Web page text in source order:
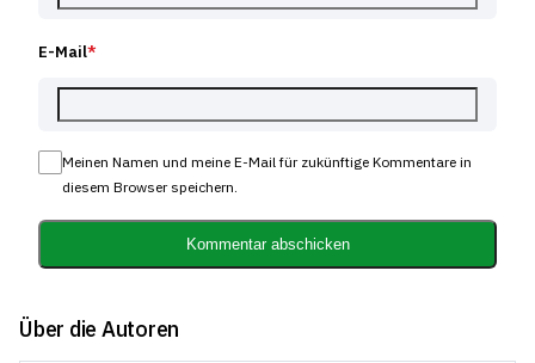
E-Mail*
Meinen Namen und meine E-Mail für zukünftige Kommentare in
diesem Browser speichern.
Kommentar abschicken
Über die Autoren